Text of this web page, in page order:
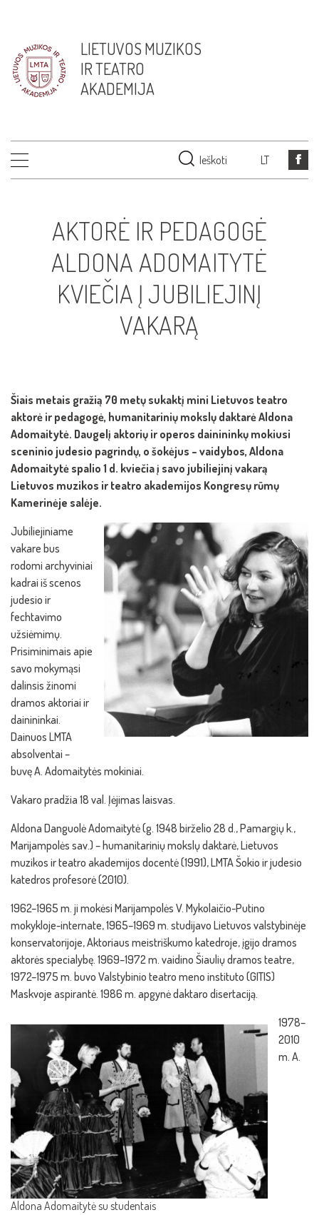
LIETUVOS MUZIKOS
IR TEATRO
AKADEMIJA
Ieškoti LT
AKTORĖ IR PEDAGOGĖ
ALDONA ADOMAITYTĖ
KVIEČIA Į JUBILIEJINĮ
VAKARĄ
Šiais metais gražią 70 metų sukaktį mini Lietuvos teatro
aktorė ir pedagogė, humanitarinių mokslų daktarė Aldona
Adomaitytė. Daugelį aktorių ir operos dainininkų mokiusi
sceninio judesio pagrindų, o šokėjus – vaidybos, Aldona
Adomaitytė spalio 1 d. kviečia į savo jubiliejinį vakarą
Lietuvos muzikos ir teatro akademijos Kongresų rūmų
Kamerinėje salėje.
Jubiliejiniame
vakare bus
rodomi archyviniai
kadrai iš scenos
judesio ir
fechtavimo
užsiėmimų.
Prisiminimais apie
savo mokymąsi
dalinsis žinomi
dramos aktoriai ir
dainininkai.
Dainuos LMTA
absolventai –
buvę A. Adomaitytės mokiniai.
Vakaro pradžia 18 val. Įėjimas laisvas.
Aldona Danguolė Adomaitytė (g. 1948 birželio 28 d., Pamargių k.,
Marijampolės sav.) – humanitarinių mokslų daktarė, Lietuvos
muzikos ir teatro akademijos docentė (1991), LMTA Šokio ir judesio
katedros profesorė (2010).
1962–1965 m. ji mokėsi Marijampolės V. Mykolaičio-Putino
mokykloje-internate, 1965–1969 m. studijavo Lietuvos valstybinėje
konservatorijoje, Aktoriaus meistriškumo katedroje, įgijo dramos
aktorės specialybę. 1969–1972 m. vaidino Šiaulių dramos teatre,
1972–1975 m. buvo Valstybinio teatro meno instituto (GITIS)
Maskvoje aspirantė. 1986 m. apgynė daktaro disertaciją.
Aldona Adomaitytė su studentais
1978–
2010
m. A.